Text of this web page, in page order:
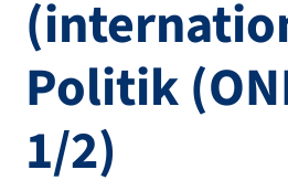
Politik
1/2)